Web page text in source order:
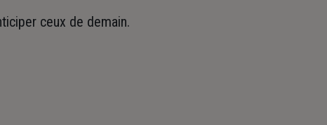
ceux de demain.